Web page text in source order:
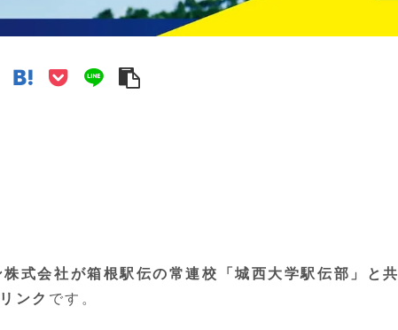
株式会社が箱根駅伝の常連校「城西大学駅伝部」と共
ンク です。